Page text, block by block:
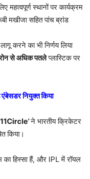
महत्वपूर्ण स्थानों पर कार्यक्रम
मखीजा सहित पांच ब्रांड
करने का भी निर्णय लिया
से अधिक पतलेप्लास्टिक पर
नियुक्त किया
ने भारतीय क्रिकेटर
किया।
का हिस्सा हैं, और IPL में रॉयल